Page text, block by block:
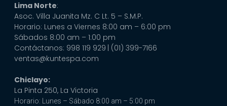
Lima Norte:
Asoc. Villa Juanita Mz. C Lt. 5 – S.M.P.
Horario: Lunes a Viernes 8:00 am – 6:00 pm
Sábados 8:00 am – 1:00 pm
Contáctanos: 998 119 929 | (01) 399-7166
ventas@kuntespa.com
Chiclayo:
La Pinta 250, La Victoria
Horario: Lunes – Sábado 8:00 am – 5:00 pm